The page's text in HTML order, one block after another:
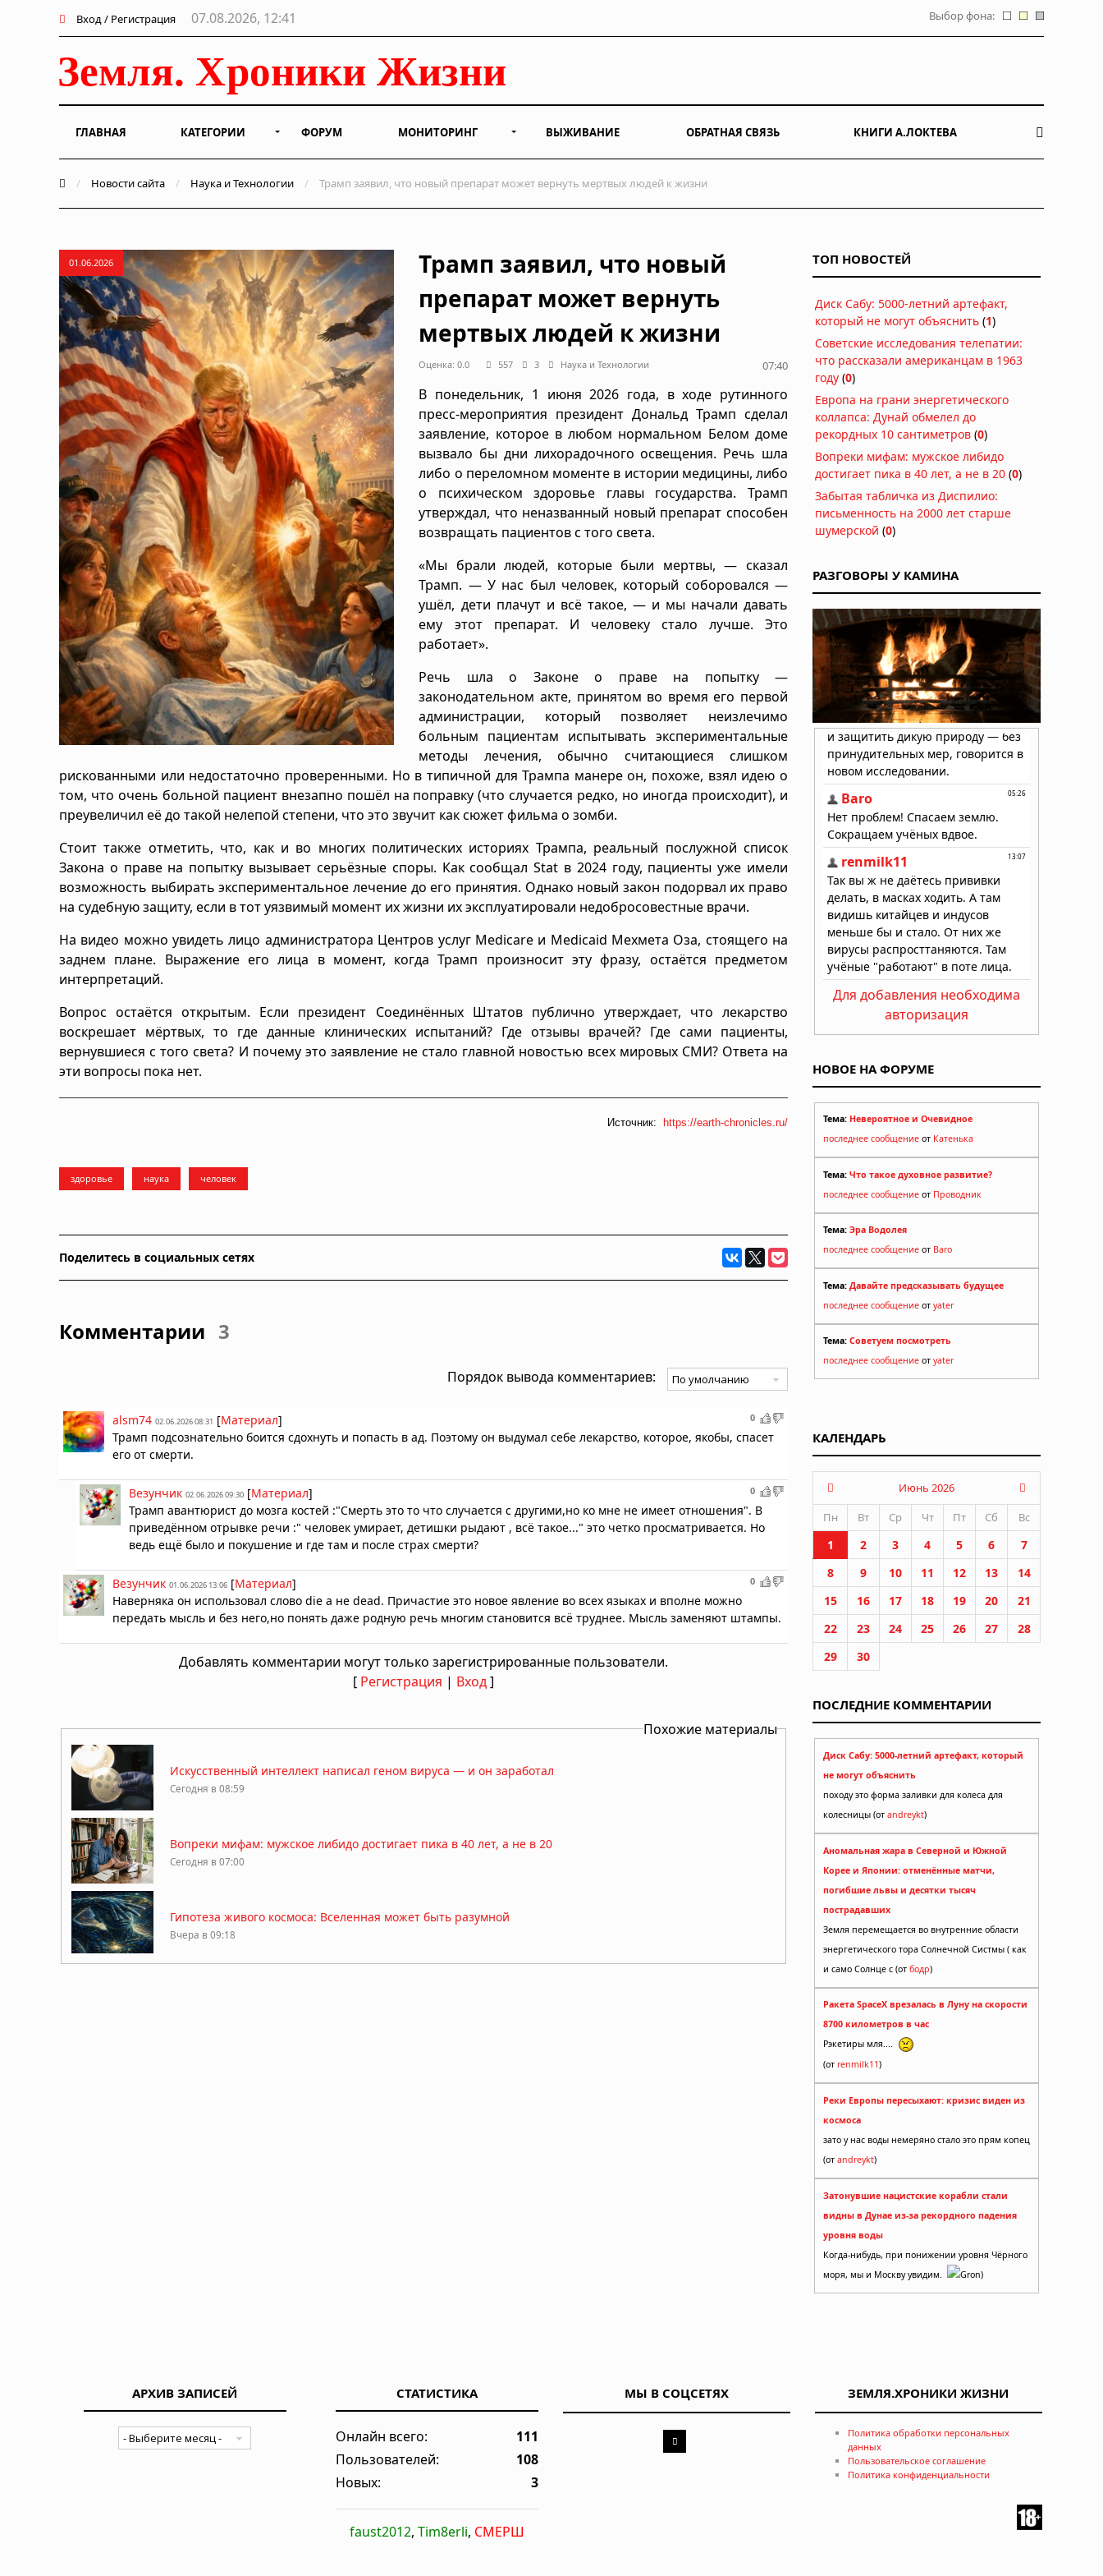
Вход / Регистрация 07.08.2026, 12:41 Выбор фона:
ГЛАВНАЯ КАТЕГОРИИ ФОРУМ МОНИТОРИНГ ВЫЖИВАНИЕ ОБРАТНАЯ СВЯЗЬ КНИГИ А.ЛОКТЕВА
/ Новости сайта / Наука и Технологии / Трамп заявил, что новый препарат может вернуть мертвых людей к жизни
01.06.2026
Трамп заявил, что новый
препарат может вернуть
мертвых людей к жизни
Оценка: 0.0 557 3 Наука и Технологии 07:40
В понедельник, 1 июня 2026 года, в ходе рутинного
пресс-мероприятия президент Дональд Трамп сделал
заявление, которое в любом нормальном Белом доме
вызвало бы дни лихорадочного освещения. Речь шла
либо о переломном моменте в истории медицины, либо
о психическом здоровье главы государства. Трамп
утверждал, что неназванный новый препарат способен
возвращать пациентов с того света.
«Мы брали людей, которые были мертвы, — сказал
Трамп. — У нас был человек, который соборовался —
ушёл, дети плачут и всё такое, — и мы начали давать
ему этот препарат. И человеку стало лучше. Это
работает».
Речь шла о Законе о праве на попытку —
законодательном акте, принятом во время его первой
администрации, который позволяет неизлечимо
больным пациентам испытывать экспериментальные
методы лечения, обычно считающиеся слишком
рискованными или недостаточно проверенными. Но в типичной для Трампа манере он, похоже, взял идею о
том, что очень больной пациент внезапно пошёл на поправку (что случается редко, но иногда происходит), и
преувеличил её до такой нелепой степени, что это звучит как сюжет фильма о зомби.
Стоит также отметить, что, как и во многих политических историях Трампа, реальный послужной список
Закона о праве на попытку вызывает серьёзные споры. Как сообщал Stat в 2024 году, пациенты уже имели
возможность выбирать экспериментальное лечение до его принятия. Однако новый закон подорвал их право
на судебную защиту, если в тот уязвимый момент их жизни их эксплуатировали недобросовестные врачи.
На видео можно увидеть лицо администратора Центров услуг Medicare и Medicaid Мехмета Оза, стоящего на
заднем плане. Выражение его лица в момент, когда Трамп произносит эту фразу, остаётся предметом
интерпретаций.
Вопрос остаётся открытым. Если президент Соединённых Штатов публично утверждает, что лекарство
воскрешает мёртвых, то где данные клинических испытаний? Где отзывы врачей? Где сами пациенты,
вернувшиеся с того света? И почему это заявление не стало главной новостью всех мировых СМИ? Ответа на
эти вопросы пока нет.
Источник: https://earth-chronicles.ru/
здоровье наука человек
Поделитесь в социальных сетях
Комментарии 3
Порядок вывода комментариев:
0
alsm74 02.06.2026 08:31 [Материал]
Трамп подсознательно боится сдохнуть и попасть в ад. Поэтому он выдумал себе лекарство, которое, якобы, спасет
его от смерти.
0
Везунчик 02.06.2026 09:30 [Материал]
Трамп авантюрист до мозга костей :"Смерть это то что случается с другими,но ко мне не имеет отношения". В
приведённом отрывке речи :" человек умирает, детишки рыдают , всё такое..." это четко просматривается. Но
ведь ещё было и покушение и где там и после страх смерти?
0
Везунчик 01.06.2026 13:06 [Материал]
Наверняка он использовал слово die а не dead. Причастие это новое явление во всех языках и вполне можно
передать мысль и без него,но понять даже родную речь многим становится всё труднее. Мысль заменяют штампы.
Добавлять комментарии могут только зарегистрированные пользователи.
[ Регистрация | Вход]
Похожие материалы
Искусственный интеллект написал геном вируса — и он заработал
Сегодня в 08:59
Вопреки мифам: мужское либидо достигает пика в 40 лет, а не в 20
Сегодня в 07:00
Гипотеза живого космоса: Вселенная может быть разумной
Вчера в 09:18
Эль-Ниньо 2026 года не станет супер-Эль-Ниньо, заявил учёный
05.08.2026 в 09:30
ТОП НОВОСТЕЙ
Диск Сабу: 5000-летний артефакт,
который не могут объяснить (1)
Советские исследования телепатии:
что рассказали американцам в 1963
году (0)
Европа на грани энергетического
коллапса: Дунай обмелел до
рекордных 10 сантиметров (0)
Вопреки мифам: мужское либидо
достигает пика в 40 лет, а не в 20 (0)
Забытая табличка из Диспилио:
письменность на 2000 лет старше
шумерской (0)
РАЗГОВОРЫ У КАМИНА
Для добавления необходима
авторизация
НОВОЕ НА ФОРУМЕ
Тема: Невероятное и Очевидное
последнее сообщение от Катенька
Тема: Что такое духовное развитие?
последнее сообщение от Проводник
Тема: Эра Водолея
последнее сообщение от Baro
Тема: Давайте предсказывать будущее
последнее сообщение от yater
Тема: Советуем посмотреть
последнее сообщение от yater
КАЛЕНДАРЬ
Июнь 2026
Пн
Вт Ср Чт Пт Сб Вс
1 2 3 4 5 6
7
8
9 10 11 12 13
14
15
16 17 18 19 20
21
22
23 24 25 26 27
28
29
30
ПОСЛЕДНИЕ КОММЕНТАРИИ
Диск Сабу: 5000-летний артефакт, который
не могут объяснить
походу это форма заливки для колеса для
колесницы (от andreykt)
Аномальная жара в Северной и Южной
Корее и Японии: отменённые матчи,
погибшие львы и десятки тысяч
пострадавших
Земля перемещается во внутренние области
энергетического тора Солнечной Систмы ( как
и само Солнце с (от бодр)
Ракета SpaceX врезалась в Луну на скорости
8700 километров в час
Рэкетиры мля....
(от renmilk11)
Реки Европы пересыхают: кризис виден из
космоса
зато у нас воды немеряно стало это прям копец
(от andreykt)
Затонувшие нацистские корабли стали
видны в Дунае из-за рекордного падения
уровня воды
Когда-нибудь, при понижении уровня Чёрного
моря, мы и Москву увидим.
Gron)
АРХИВ ЗАПИСЕЙ СТАТИСТИКА
Онлайн всего:
111
Пользователей:
108
Новых:
3
faust2012, Tim8erli, СМЕРШ
МЫ В СОЦСЕТЯХ ЗЕМЛЯ.ХРОНИКИ ЖИЗНИ
Политика обработки персональных
данных
Пользовательское соглашение
Политика конфиденциальности